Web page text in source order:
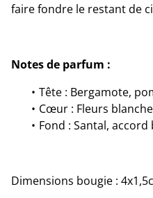
faire fondre le restant de
Notes de parfum :
Tête : Bergamote,
Cœur : Fleurs
Fond : Santal, accord
Dimensions bougie :